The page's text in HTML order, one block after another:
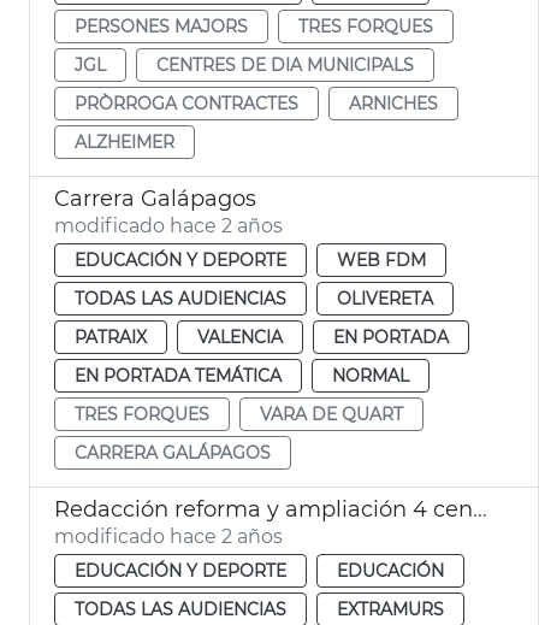
PERSONES MAJORS
TRES FORQUES
JGL
CENTRES DE DIA MUNICIPALS
PRÒRROGA CONTRACTES
ARNICHES
ALZHEIMER
Carrera Galápagos
modificado hace 2 años
EDUCACIÓN Y DEPORTE
WEB FDM
TODAS LAS AUDIENCIAS
OLIVERETA
PATRAIX
VALENCIA
EN PORTADA
EN PORTADA TEMÁTICA
NORMAL
TRES FORQUES
VARA DE QUART
CARRERA GALÁPAGOS
Redacción reforma y ampliación 4 centros escolares
modificado hace 2 años
EDUCACIÓN Y DEPORTE
EDUCACIÓN
TODAS LAS AUDIENCIAS
EXTRAMURS